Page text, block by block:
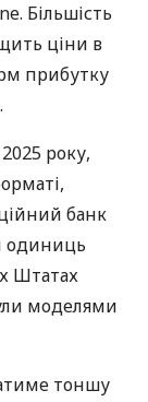
Більшість
ціни в
прибутку
року,
банк
одиниць
Штатах
моделями
тоншу